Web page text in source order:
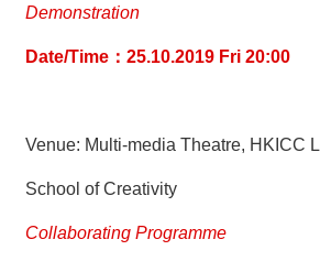
Demonstration
Date/Time：25.10.2019 Fri 20:00
Venue: Multi-media Theatre, HKICC
School of Creativity
Collaborating Programme